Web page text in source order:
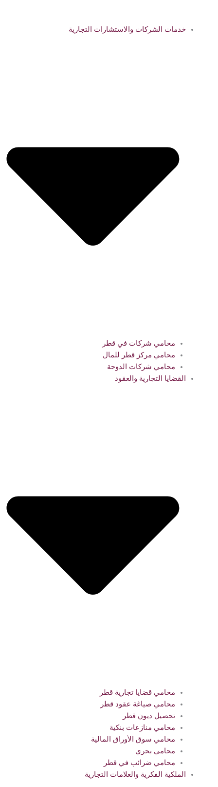
خدمات الشركات والاستشارات التجارية
محامي شركات في قطر
محامي مركز قطر للمال
محامي شركات الدوحة
القضايا التجارية والعقود
محامي قضايا تجارية قطر
محامي صياغة عقود قطر
تحصيل ديون قطر
محامي منازعات بنكية
محامي سوق الأوراق المالية
محامي بحري
محامي ضرائب في قطر
الملكية الفكرية والعلامات التجارية